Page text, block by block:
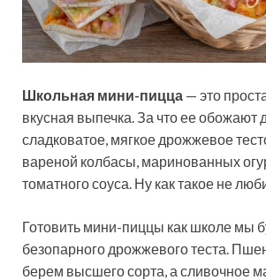
Школьная мини-пицца — это
вкусная выпечка. За что ее обожают
сладковатое, мягкое дрожжевое
вареной колбасы, маринованных
томатного соуса. Ну как такое не
Готовить мини-пиццы как школе мы
безопарного дрожжевого теста.
берем высшего сорта, а сливочное